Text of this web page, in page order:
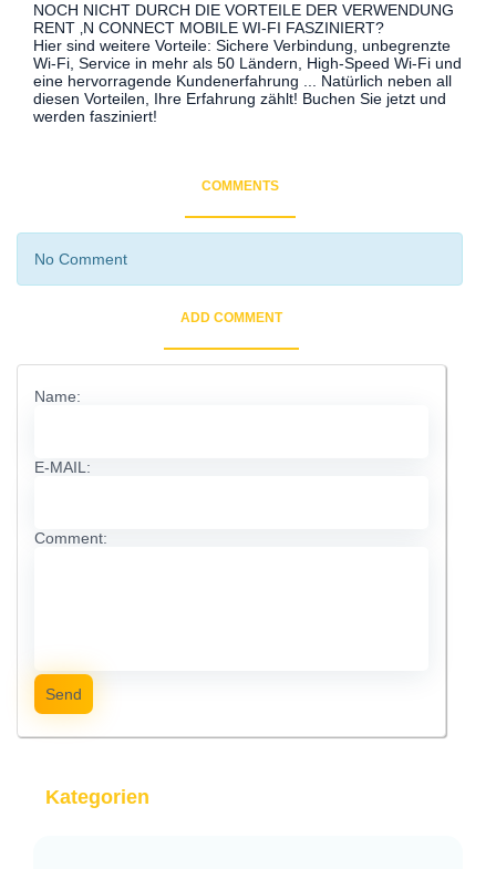
NOCH NICHT DURCH DIE VORTEILE DER VERWENDUNG
RENT ‚N CONNECT MOBILE WI-FI FASZINIERT?
Hier sind weitere Vorteile: Sichere Verbindung, unbegrenzte
Wi-Fi, Service in mehr als 50 Ländern, High-Speed ​​Wi-Fi und
eine hervorragende Kundenerfahrung ... Natürlich neben all
diesen Vorteilen, Ihre Erfahrung zählt! Buchen Sie jetzt und
werden fasziniert!
COMMENTS
No Comment
ADD COMMENT
Name:
E-MAIL:
Comment:
Send
Kategorien